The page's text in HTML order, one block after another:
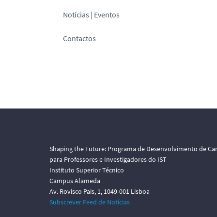
Notícias | Eventos
Contactos
Shaping the Future: Programa de Desenvolvimento de
para Professores e Investigadores do IST
Instituto Superior Técnico
Campus Alameda
Av. Rovisco Pais, 1, 1049-001 Lisboa
Subscrever Feed de Notícias